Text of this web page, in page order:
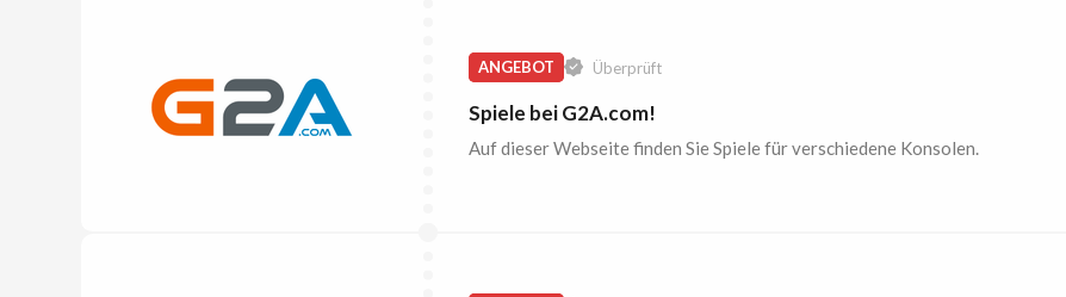
ANGEBOT Überprüft
Spiele bei G2A.com!
Auf dieser Webseite finden Sie Spiele für verschiedene Konsolen.